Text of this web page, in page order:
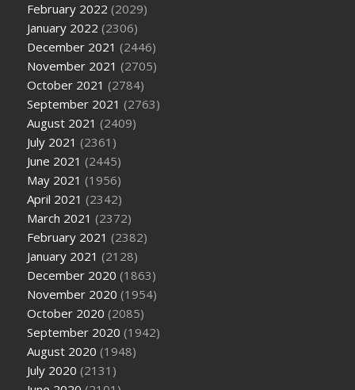
February 2022 (2029)
January 2022 (2306)
December 2021 (2446)
November 2021 (2705)
October 2021 (2784)
September 2021 (2763)
August 2021 (2409)
July 2021 (2361)
June 2021 (2445)
May 2021 (1956)
April 2021 (2342)
March 2021 (2372)
February 2021 (2382)
January 2021 (2128)
December 2020 (1863)
November 2020 (1954)
October 2020 (2085)
September 2020 (1942)
August 2020 (1948)
July 2020 (2131)